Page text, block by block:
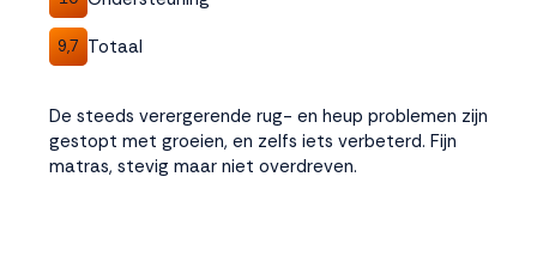
9,7 Totaal
De steeds verergerende rug- en heup problemen zijn
gestopt met groeien, en zelfs iets verbeterd. Fijn
matras, stevig maar niet overdreven.